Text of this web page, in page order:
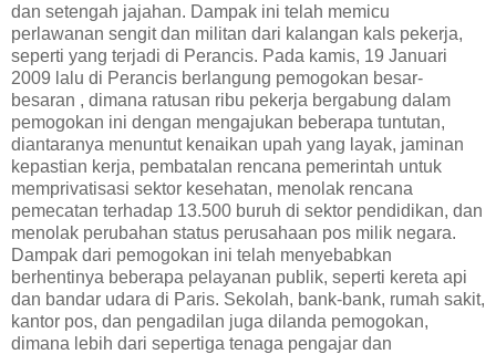
dan setengah jajahan. Dampak ini telah memicu
perlawanan sengit dan militan dari kalangan kals pekerja,
seperti yang terjadi di Perancis. Pada kamis, 19 Januari
2009 lalu di Perancis berlangung pemogokan besar-
besaran , dimana ratusan ribu pekerja bergabung dalam
pemogokan ini dengan mengajukan beberapa tuntutan,
diantaranya menuntut kenaikan upah yang layak, jaminan
kepastian kerja, pembatalan rencana pemerintah untuk
memprivatisasi sektor kesehatan, menolak rencana
pemecatan terhadap 13.500 buruh di sektor pendidikan, dan
menolak perubahan status perusahaan pos milik negara.
Dampak dari pemogokan ini telah menyebabkan
berhentinya beberapa pelayanan publik, seperti kereta api
dan bandar udara di Paris. Sekolah, bank-bank, rumah sakit,
kantor pos, dan pengadilan juga dilanda pemogokan,
dimana lebih dari sepertiga tenaga pengajar dan